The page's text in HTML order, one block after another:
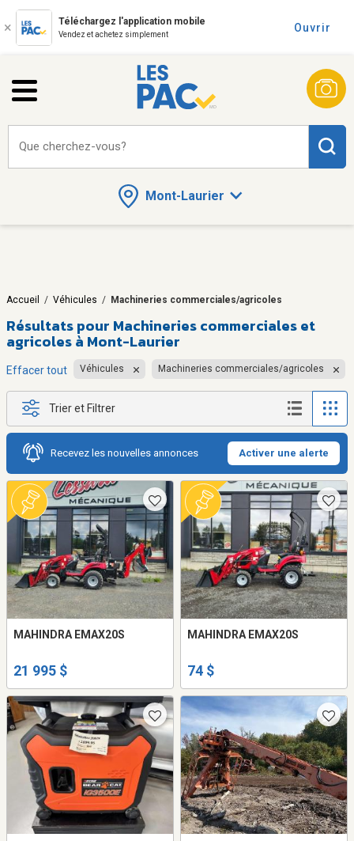
Téléchargez l'application mobile
Vendez et achetez simplement
Ouvrir
Mont-Laurier
Que cherchez-vous?
Accueil / Véhicules / Machineries commerciales/agricoles
Résultats pour Machineries commerciales et
agricoles à Mont-Laurier
Effacer tout Véhicules Machineries commerciales/agricoles
Trier et Filtrer
Recevez les nouvelles annonces Activer une alerte
MAHINDRA EMAX20S
21 995 $
MAHINDRA EMAX20S
74 $